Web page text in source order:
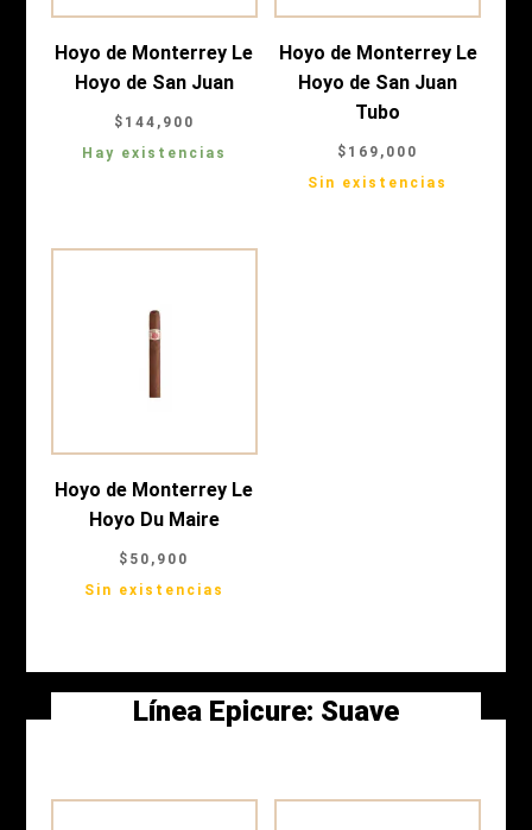
Hoyo de Monterrey Le
Hoyo de San Juan
$ 144,900
Hay existencias
Hoyo de Monterrey Le
Hoyo de San Juan
Tubo
$ 169,000
Sin existencias
Hoyo de Monterrey Le
Hoyo Du Maire
$ 50,900
Sin existencias
Línea Epicure: Suave